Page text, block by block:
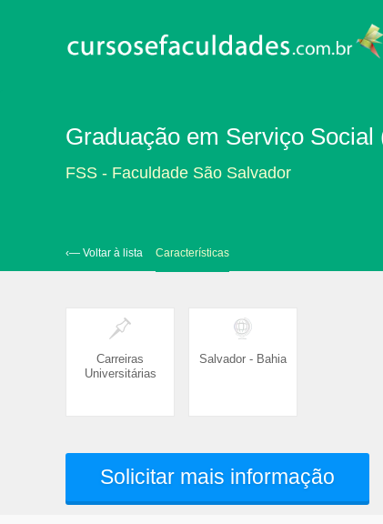
Graduação em Serviço
FSS - Faculdade São Salvador
‹— Voltar à lista Características
Carreiras
Universitárias
Salvador - Bahia
Solicitar mais informação